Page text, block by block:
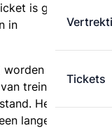
Tickets
is gebaseerd
in
worden
treintickets
Het is
langere route,